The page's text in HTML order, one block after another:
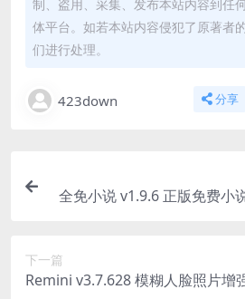
制、盗用、采集、发布本站内容到任
体平台。如若本站内容侵犯了原著者
们进行处理。
423down 分享
全免小说 v1.9.6 正版免费小
下一篇
Remini v3.7.628 模糊人脸照片增